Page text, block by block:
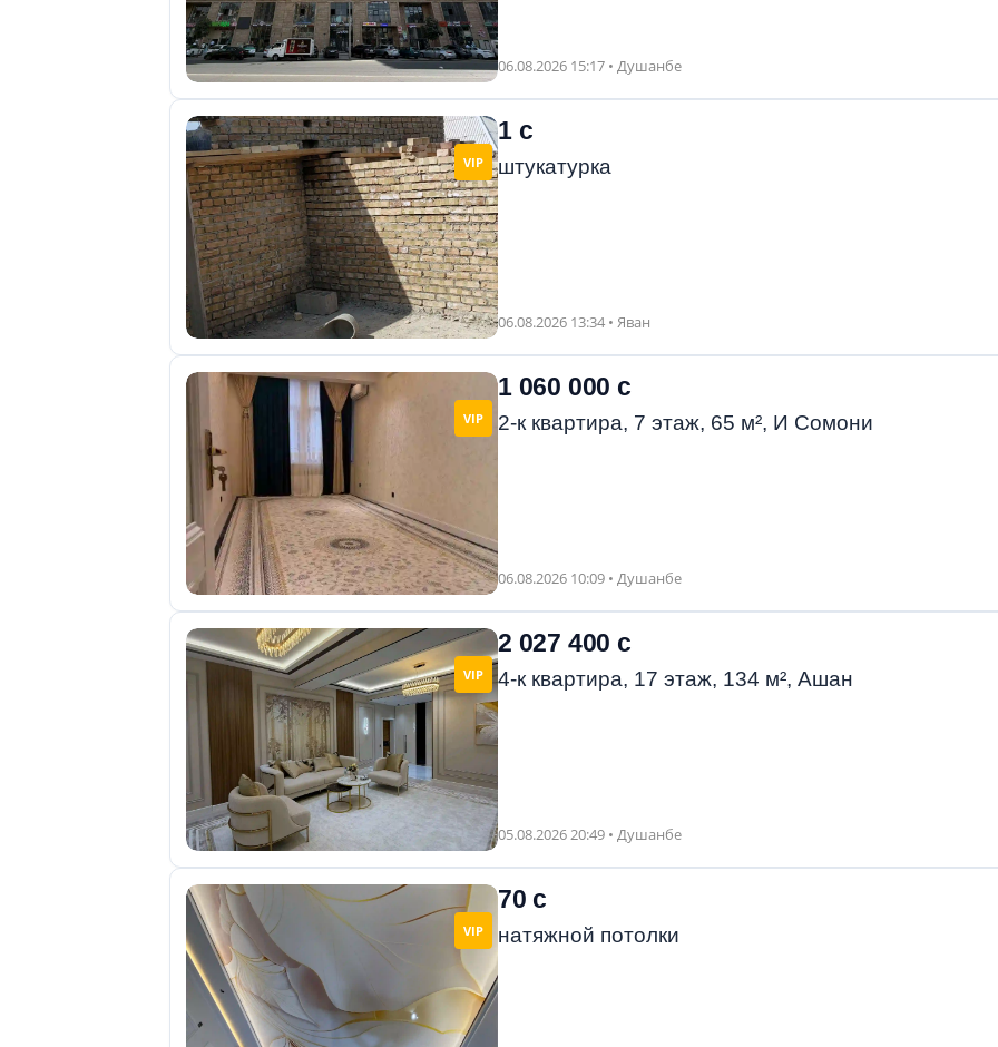
06.08.2026 15:17 • Душанбе
VIP
1 с
штукатурка
06.08.2026 13:34 • Яван
VIP
1 060 000 с
2-к квартира, 7 этаж, 65 м², И Сомони
06.08.2026 10:09 • Душанбе
VIP
2 027 400 с
4-к квартира, 17 этаж, 134 м², Ашан
05.08.2026 20:49 • Душанбе
VIP
70 с
натяжной потолки